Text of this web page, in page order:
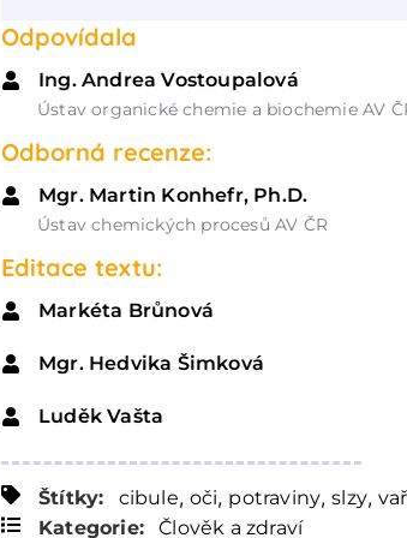
Odpovídala
Ing. Andrea Vostoupalová
Ústav organické chemie a biochemie AV
Odborná recenze:
Mgr. Martin Konhefr, Ph.D.
Ústav chemických procesů AV ČR
Editace textu:
Markéta Brůnová
Mgr. Hedvika Šimková
Luděk Vašta
Štítky: cibule, oči, potraviny, slzy,
Kategorie:
Člověk a zdraví